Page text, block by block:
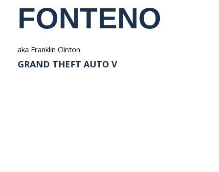
FONTENO
aka Franklin Clinton
GRAND THEFT AUTO V